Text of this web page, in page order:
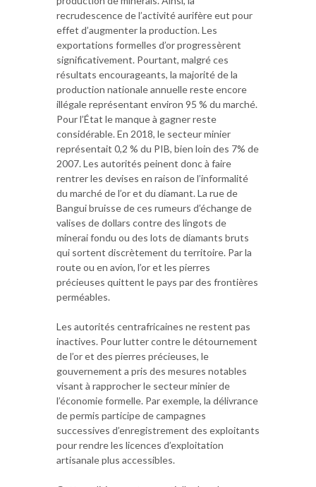
recrudescence de l’activité aurifère eut pour
effet d’augmenter la production. Les
exportations formelles d’or progressèrent
significativement. Pourtant, malgré ces
résultats encourageants, la majorité de la
production nationale annuelle reste encore
illégale représentant environ 95 % du marché.
Pour l’État le manque à gagner reste
considérable. En 2018, le secteur minier
représentait 0,2 % du PIB, bien loin des 7% de
2007. Les autorités peinent donc à faire
rentrer les devises en raison de l’informalité
du marché de l’or et du diamant. La rue de
Bangui bruisse de ces rumeurs d’échange de
valises de dollars contre des lingots de
minerai fondu ou des lots de diamants bruts
qui sortent discrètement du territoire. Par la
route ou en avion, l’or et les pierres
précieuses quittent le pays par des frontières
perméables.
Les autorités centrafricaines ne restent pas
inactives. Pour lutter contre le détournement
de l’or et des pierres précieuses, le
gouvernement a pris des mesures notables
visant à rapprocher le secteur minier de
l’économie formelle. Par exemple, la délivrance
de permis participe de campagnes
successives d’enregistrement des exploitants
pour rendre les licences d’exploitation
artisanale plus accessibles.